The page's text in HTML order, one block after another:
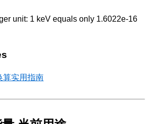
unit: 1 keV equals only 1.6022e-16
算实用指南